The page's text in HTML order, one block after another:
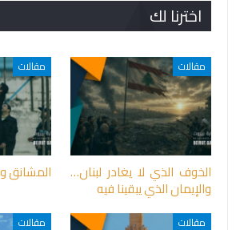
اخترنا لك
مقالات
الخوف الذي لا يغادر لبنان…
والإيمان الذي يبقينا فيه
مقالات
المشانق
مقالات مقالات